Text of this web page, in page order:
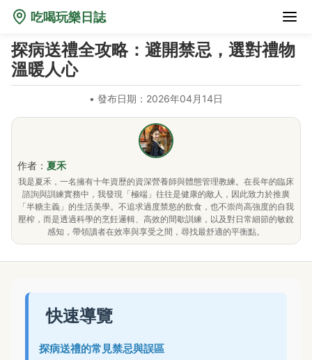
吃喝玩樂日誌
探病送禮全攻略：避開禁忌，選對禮物
溫暖人心
• 發布日期：2026年04月14日
作者： 夏禾
我是夏禾，一名擁有十年資歷的資深營養師與體態管理教練。在長年的臨床
諮詢與訓練實務中，我發現「極端」往往是健康的敵人，因此致力於推廣
「半糖主義」的生活美學。不追求過度禁慾的飲食，也不崇尚高強度的自我
壓榨，而是透過科學的烹飪邏輯、高效的間歇訓練，以及對日常細節的敏銳
感知，帶領讀者在效率與享受之間，尋找最舒適的平衡點。
快速導覽
探病送禮的常見禁忌與誤區